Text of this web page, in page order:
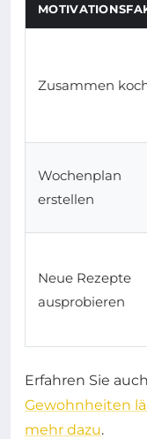
Zusammen
Wochenplan
erstellen
Neue Rezepte
ausprobieren
Erfahren Sie
Gewohnheiten
mehr dazu.